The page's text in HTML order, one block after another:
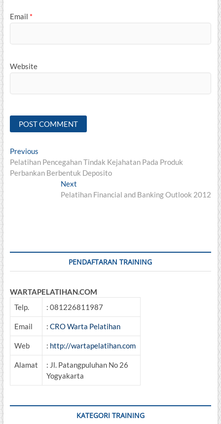
Email *
Website
Post
navigation
PreviousPrevious
post:
Pelatihan Pencegahan Tindak Kejahatan Pada Produk
Perbankan Berbentuk Deposito
Next
post:
Pelatihan Financial and Banking Outlook 2012
PENDAFTARAN TRAINING
WARTAPELATIHAN.COM
Telp.
: 081226811987
Email : CRO Warta Pelatihan
Web : http://wartapelatihan.com
Alamat
: Jl. Patangpuluhan No 26
Yogyakarta
KATEGORI TRAINING